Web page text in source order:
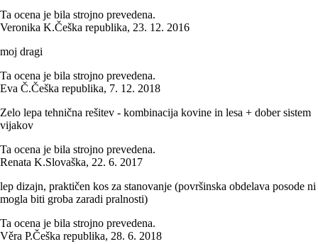
Ta ocena je bila strojno prevedena.
Veronika K.Češka republika, 23. 12. 2016
moj dragi
Ta ocena je bila strojno prevedena.
Eva Č.Češka republika, 7. 12. 2018
Zelo lepa tehnična rešitev - kombinacija kovine in lesa + dober sistem
vijakov
Ta ocena je bila strojno prevedena.
Renata K.Slovaška, 22. 6. 2017
lep dizajn, praktičen kos za stanovanje (površinska obdelava posode ni
mogla biti groba zaradi pralnosti)
Ta ocena je bila strojno prevedena.
Věra P.Češka republika, 28. 6. 2018